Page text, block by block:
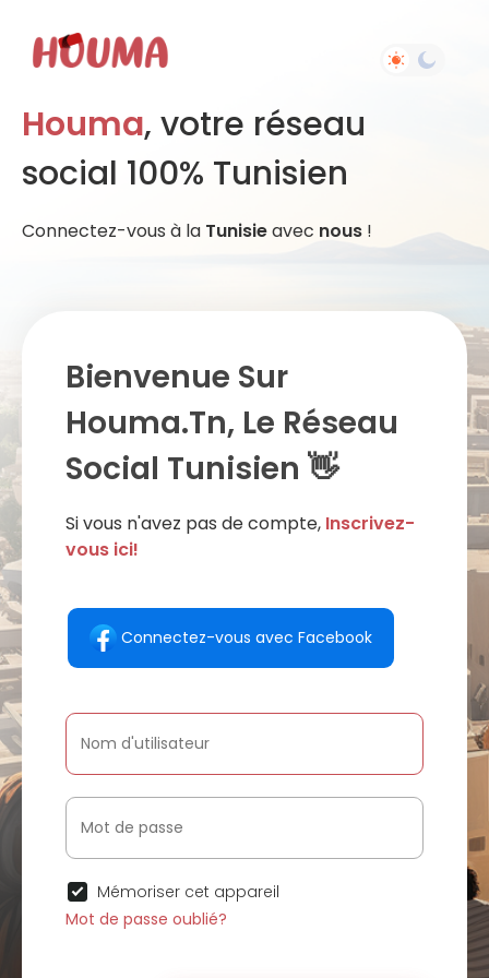
Houma, votre réseau
social 100% Tunisien
Connectez-vous à la Tunisieavec nous !
Bienvenue Sur
Houma.tn, Le Réseau
Social Tunisien 👋
Si vous n'avez pas de compte, Inscrivez-
vous ici!
Connectez-vous avec Facebook
Mémoriser cet appareil
Mot de passe oublié?